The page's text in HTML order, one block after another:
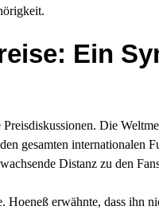
Ein
Die
gesamten internationalen
Distanz zu den
Hoeneß erwähnte, dass ihn